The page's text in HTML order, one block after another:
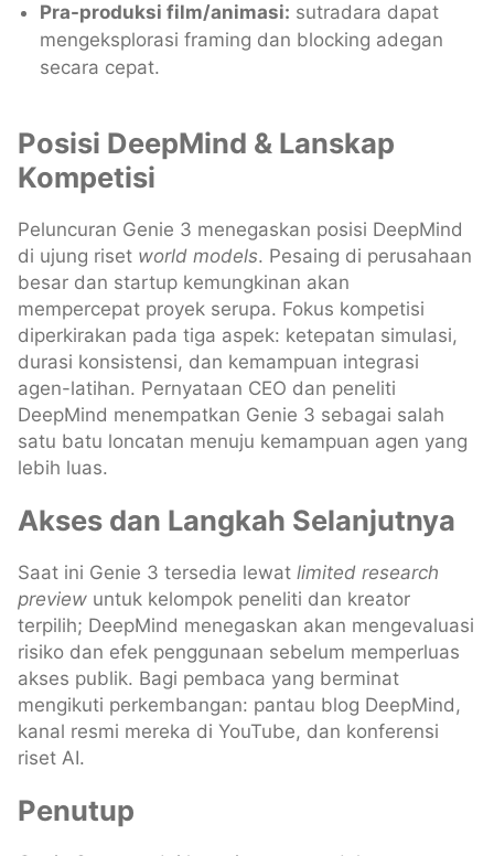
Pra-produksi film/animasi: sutradara dapat
mengeksplorasi framing dan blocking adegan
secara cepat.
Posisi DeepMind & Lanskap
Kompetisi
Peluncuran Genie 3 menegaskan posisi DeepMind
di ujung riset world models. Pesaing di perusahaan
besar dan startup kemungkinan akan
mempercepat proyek serupa. Fokus kompetisi
diperkirakan pada tiga aspek: ketepatan simulasi,
durasi konsistensi, dan kemampuan integrasi
agen-latihan. Pernyataan CEO dan peneliti
DeepMind menempatkan Genie 3 sebagai salah
satu batu loncatan menuju kemampuan agen yang
lebih luas.
Akses dan Langkah Selanjutnya
Saat ini Genie 3 tersedia lewat limited research
preview untuk kelompok peneliti dan kreator
terpilih; DeepMind menegaskan akan mengevaluasi
risiko dan efek penggunaan sebelum memperluas
akses publik. Bagi pembaca yang berminat
mengikuti perkembangan: pantau blog DeepMind,
kanal resmi mereka di YouTube, dan konferensi
riset AI.
Penutup